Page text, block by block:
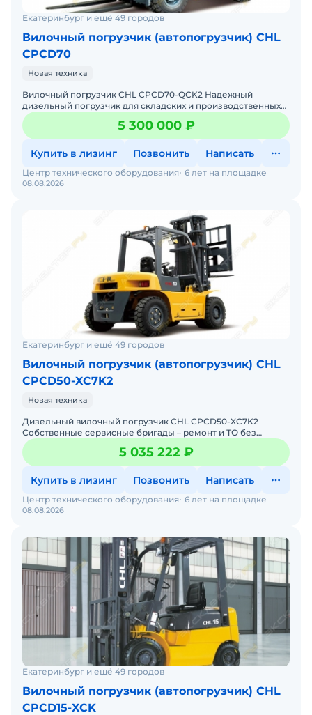
Екатеринбург и ещё 49 городов
Вилочный погрузчик (автопогрузчик) CHL
CPCD70
Новая техника
Вилочный погрузчик CHL CPCD70-QCK2 Надежный
дизельный погрузчик для складских и производственных
задач Мы предлагаем: Доставку по России от 2-х дней
Собствен
5 300 000 ₽
Купить в лизинг Позвонить Написать
08.08.2026
Центр технического оборудования 6 лет на площадке
Екатеринбург и ещё 49 городов
Вилочный погрузчик (автопогрузчик) CHL
CPCD50-XC7K2
Новая техника
Дизельный вилочный погрузчик CHL CPCD50-XC7K2
Собственные сервисные бригады – ремонт и ТО без
простоев. Гарантия 12 месяцев + постгарантийное
обслуживание.
5 035 222 ₽
Купить в лизинг Позвонить Написать
08.08.2026
Центр технического оборудования 6 лет на площадке
Екатеринбург и ещё 49 городов
Вилочный погрузчик (автопогрузчик) CHL
CPCD15-XCK